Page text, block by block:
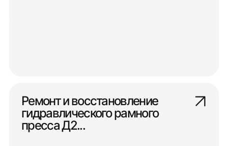
Ремонт и восстановление
гидравлического рамного
пресса Д2...